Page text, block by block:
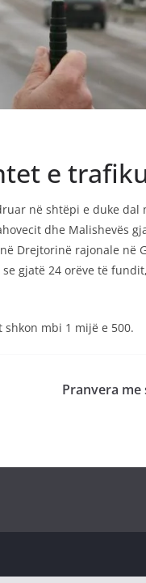
e
në shtëpi e duke
dhe Malishevës
Drejtorinë rajonale në
gjatë 24 orëve të
mbi 1 mijë e 500.
Pranvera